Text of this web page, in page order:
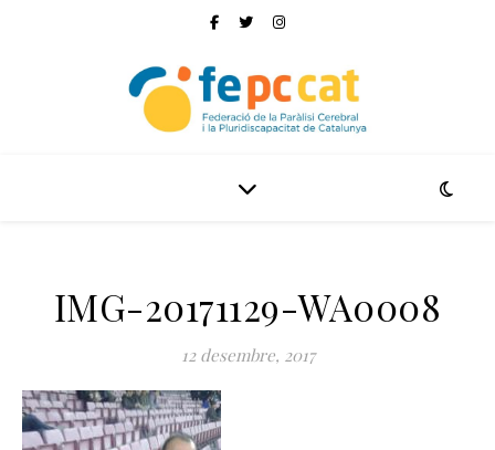
IMG-20171129-WA0008
12 desembre, 2017